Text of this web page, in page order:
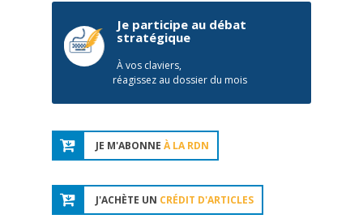
Je participe au débat
stratégique
À vos claviers,
réagissez au dossier du mois
JE M'ABONNE À LA RDN
J'ACHÈTE UN CRÉDIT D'ARTICLES